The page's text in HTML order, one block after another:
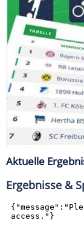
Aktuelle
Ergebnisse &